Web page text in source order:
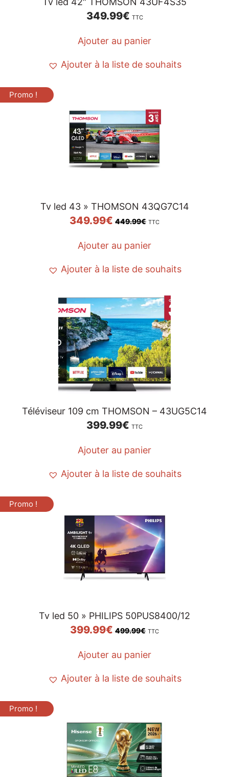
349.99€ TTC
Ajouter au panier
Ajouter à la liste de souhaits
Tv led 43 » THOMSON 43QG7C14
349.99€ 449.99€ TTC
Ajouter au panier
Ajouter à la liste de souhaits
Promo !
Téléviseur 109 cm THOMSON – 43UG5C14
399.99€ TTC
Ajouter au panier
Ajouter à la liste de souhaits
Tv led 50 » PHILIPS 50PUS8400/12
399.99€ 499.99€ TTC
Ajouter au panier
Ajouter à la liste de souhaits
Promo !
Promo !